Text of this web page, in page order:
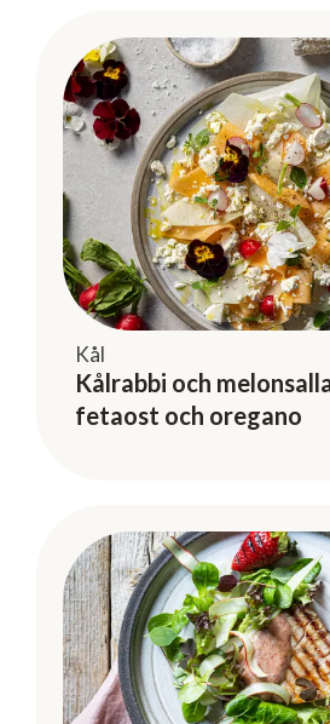
Kål
Kålrabbi och
fetaost och oregano